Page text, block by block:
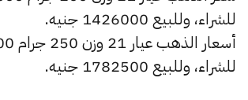
للشراء، وللبيع 1426000 جنيه.
للشراء، وللبيع 1782500 جنيه.